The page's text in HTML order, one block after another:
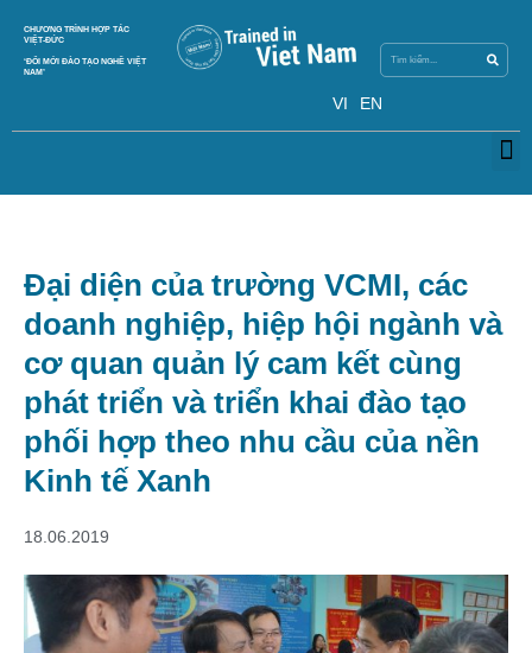
CHƯƠNG TRÌNH HỢP TÁC
VIỆT-ĐỨC
‘ĐỔI MỚI ĐÀO TẠO NGHỀ VIỆT
NAM’
VI EN
Đại diện của trường VCMI, các
doanh nghiệp, hiệp hội ngành và
cơ quan quản lý cam kết cùng
phát triển và triển khai đào tạo
phối hợp theo nhu cầu của nền
Kinh tế Xanh
18.06.2019